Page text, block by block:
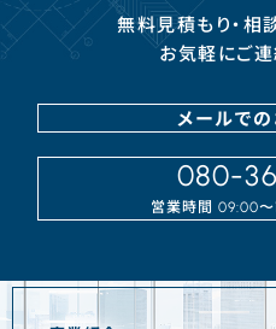
無料見積もり・相
お気軽にご連
メールで
080-
営業時間09:00〜